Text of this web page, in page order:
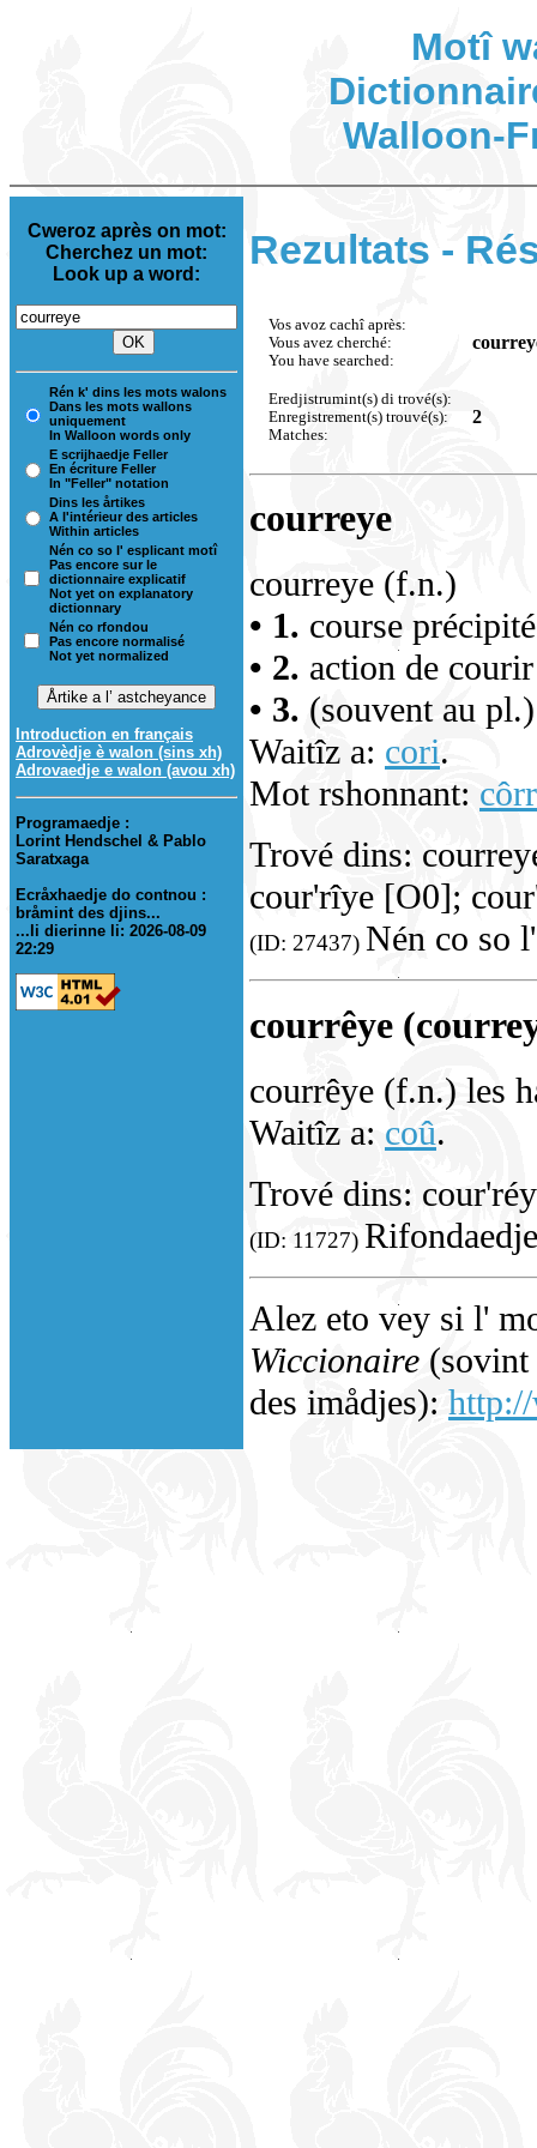
Motî
Walloon-
Cweroz après on mot:
Cherchez un mot:
Look up a word:
Rén k' dins les mots walons
Dans les mots wallons
uniquement
In Walloon words only
E scrijhaedje Feller
En écriture Feller
In "Feller" notation
Dins les årtikes
A l'intérieur des articles
Within articles
Nén co so l' esplicant motî
Pas encore sur le
dictionnaire explicatif
Not yet on explanatory
dictionnary
Nén co rfondou
Pas encore normalisé
Not yet normalized
Introduction en français
Adrovèdje è walon (sins xh)
Adrovaedje e walon (avou xh)
Programaedje :
Lorint Hendschel & Pablo
Saratxaga
Ecråxhaedje do contnou :
bråmint des djins...
...li dierinne li: 2026-08-09
22:29
Rezultats -
Vos avoz cachî après:
Vous avez cherché:
You have searched:
Eredjistrumint(s) di trové(s):
Enregistrement(s) trouvé(s):
Matches:
2
courreye
courreye (f.n.)
• 1. course
• 2. action de
• 3. (souvent au
Waitîz a: cori.
Mot rshonnant:
Trové dins:
cour'rîye [O0];
(ID: 27437) Nén co so
courrêye
courrêye (f.n.) les
Waitîz a: coû.
Trové dins:
(ID: 11727)
Alez eto vey si l'
Wiccionaire (sovint
des imådjes):